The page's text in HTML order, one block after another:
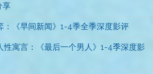
享
：《早间新闻》1-4季全季深度影评
性寓言：《最后一个男人》1-4季深度影